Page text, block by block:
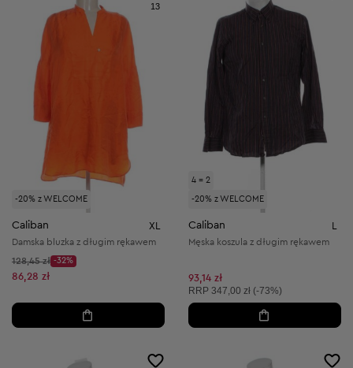
-20% z WELCOME
13
Caliban XL
Damska bluzka z długim rękawem
Cena początkowa:
128,45 zł
Discount Price:
-32%
Obniżona cena:
86,28 zł
4 = 2
-20% z WELCOME
Caliban L
Męska koszula z długim rękawem
93,14 zł
Cena sugerowana:
RRP 347,00 zł (-73%)